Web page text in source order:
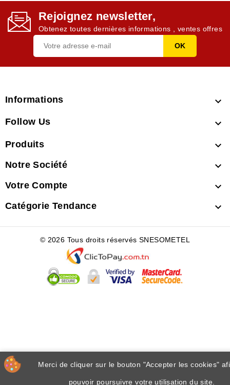
Rejoignez newsletter,
Obtenez toutes dernières informations , ventes offres
Informations 
Follow Us 
Produits 
Notre Société 
Votre Compte 
Catégorie Tendance 
Merci de cliquer sur le bouton "Accepter les cookies"
pouvoir poursuivre votre utilisation du site.
© 2026 Tous droits réservés SNESOMETEL